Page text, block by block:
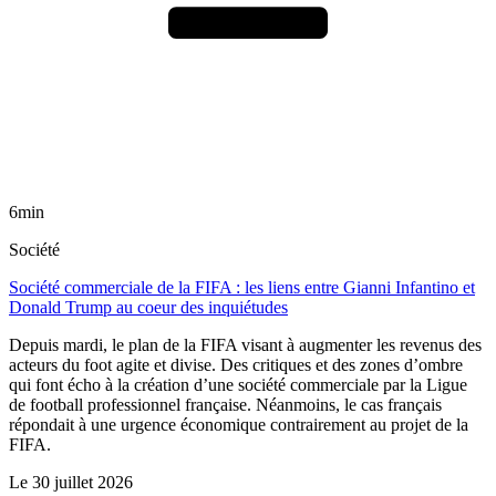
6min
Société
Société commerciale de la FIFA : les liens entre Gianni Infantino et
Donald Trump au coeur des inquiétudes
Depuis mardi, le plan de la FIFA visant à augmenter les revenus des
acteurs du foot agite et divise. Des critiques et des zones d’ombre
qui font écho à la création d’une société commerciale par la Ligue
de football professionnel française. Néanmoins, le cas français
répondait à une urgence économique contrairement au projet de la
FIFA.
Le 30 juillet 2026